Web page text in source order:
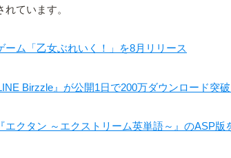
ています。
ム「乙女ぶれいく！」を8月リリース
Birzzle』が公開1日で200万ダウンロード突
クタン ～エクストリーム英単語～』のASP版